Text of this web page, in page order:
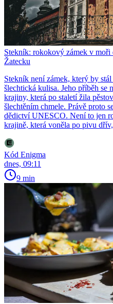
Stekník: rokokový zámek v moři
Žatecku
Stekník není zámek, který by
šlechtická kulisa. Jeho příběh se
krajiny, která po staletí žila
šlechtěním chmele. Právě proto
dědictví UNESCO. Není to jen
krajině, která voněla po pivu
Kód Enigma
dnes, 09:11
9 min